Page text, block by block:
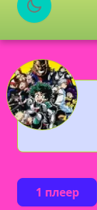
1 плеер